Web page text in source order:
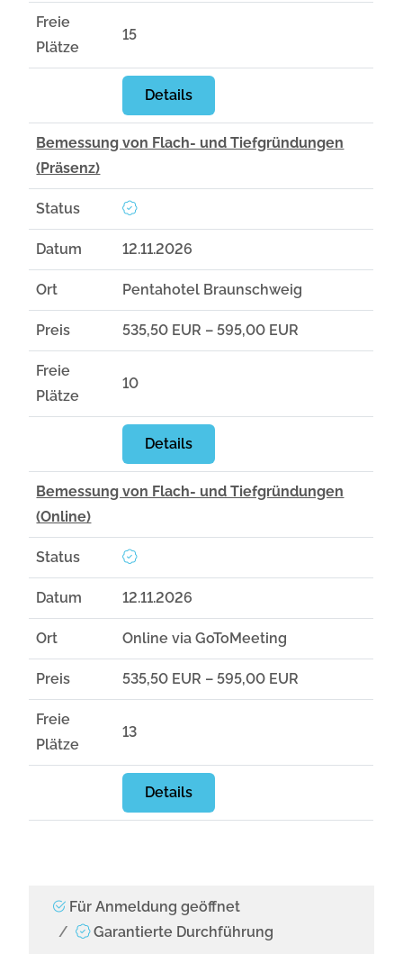
Freie
Plätze
15
Details
Bemessung von Flach- und Tiefgründungen
(Präsenz)
Status
Datum 12.11.2026
Ort Pentahotel Braunschweig
Preis 535,50 EUR – 595,00 EUR
Freie
Plätze
10
Details
Bemessung von Flach- und Tiefgründungen
(Online)
Status
Datum 12.11.2026
Ort Online via GoToMeeting
Preis 535,50 EUR – 595,00 EUR
Freie
Plätze
13
Details
Für Anmeldung geöffnet
Garantierte Durchführung